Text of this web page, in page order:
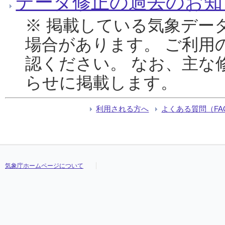
※ 掲載している気象デー
場合があります。 ご利用
認ください。 なお、主な
らせに掲載します。
利用される方へ よくある質問（
気象庁ホームページについて